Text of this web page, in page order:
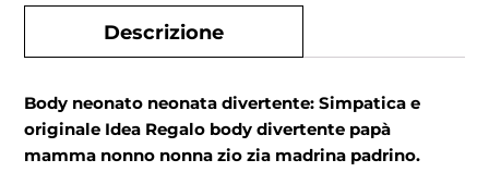
Descrizione
Body neonato neonata divertente: Simpatica e
originale Idea Regalo body divertente papà
mamma nonno nonna zio zia madrina padrino.